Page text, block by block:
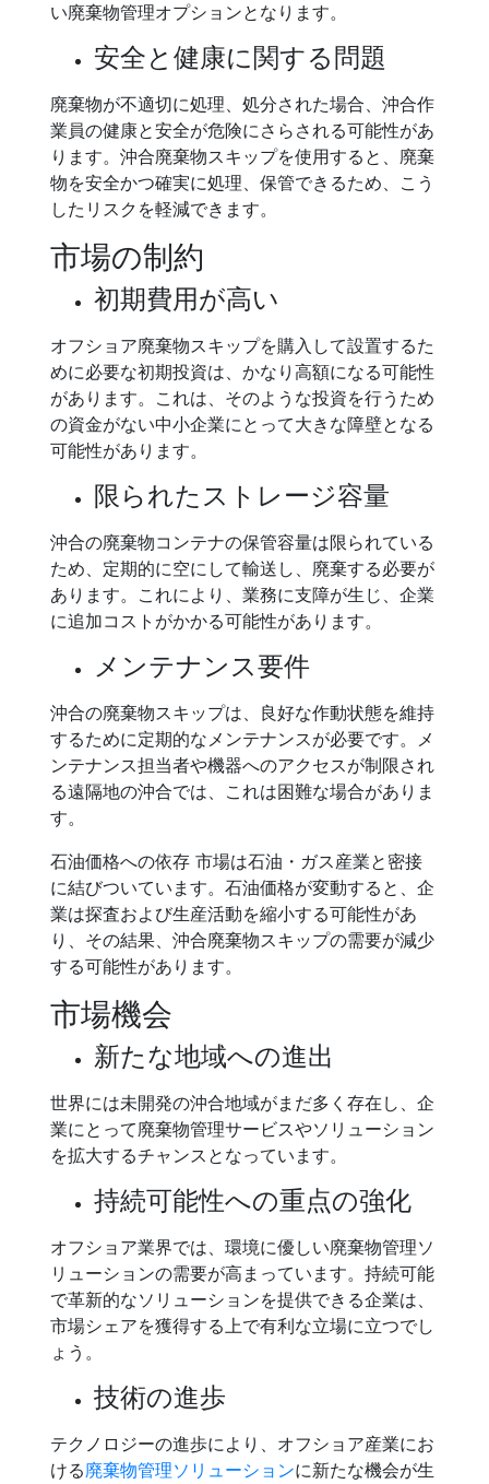
い廃棄物管理オプションとなります。
安全と健康に関する問題
廃棄物が不適切に処理、処分された場合、沖合作
業員の健康と安全が危険にさらされる可能性があ
ります。沖合廃棄物スキップを使用すると、廃棄
物を安全かつ確実に処理、保管できるため、こう
したリスクを軽減できます。
市場の制約
初期費用が高い
オフショア廃棄物スキップを購入して設置するた
めに必要な初期投資は、かなり高額になる可能性
があります。これは、そのような投資を行うため
の資金がない中小企業にとって大きな障壁となる
可能性があります。
限られたストレージ容量
沖合の廃棄物コンテナの保管容量は限られている
ため、定期的に空にして輸送し、廃棄する必要が
あります。これにより、業務に支障が生じ、企業
に追加コストがかかる可能性があります。
メンテナンス要件
沖合の廃棄物スキップは、良好な作動状態を維持
するために定期的なメンテナンスが必要です。メ
ンテナンス担当者や機器へのアクセスが制限され
る遠隔地の沖合では、これは困難な場合がありま
す。
石油価格への依存 市場は石油・ガス産業と密接
に結びついています。石油価格が変動すると、企
業は探査および生産活動を縮小する可能性があ
り、その結果、沖合廃棄物スキップの需要が減少
する可能性があります。
市場機会
新たな地域への進出
世界には未開発の沖合地域がまだ多く存在し、企
業にとって廃棄物管理サービスやソリューション
を拡大するチャンスとなっています。
持続可能性への重点の強化
オフショア業界では、環境に優しい廃棄物管理ソ
リューションの需要が高まっています。持続可能
で革新的なソリューションを提供できる企業は、
市場シェアを獲得する上で有利な立場に立つでし
ょう。
技術の進歩
テクノロジーの進歩により、オフショア産業にお
ける廃棄物管理ソリューションに新たな機会が生